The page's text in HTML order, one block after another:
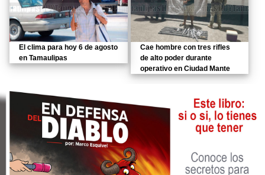
El clima para hoy 6 de agosto
en Tamaulipas
Cae hombre con tres rifles
de alto poder durante
operativo en Ciudad Mante